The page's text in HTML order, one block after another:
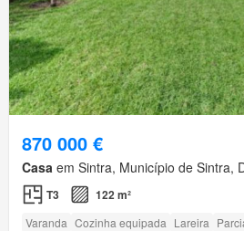
870 000 €
Casa em Sintra, Município de Sintra,
T3 122 m²
Varanda Cozinha equipada Lareira